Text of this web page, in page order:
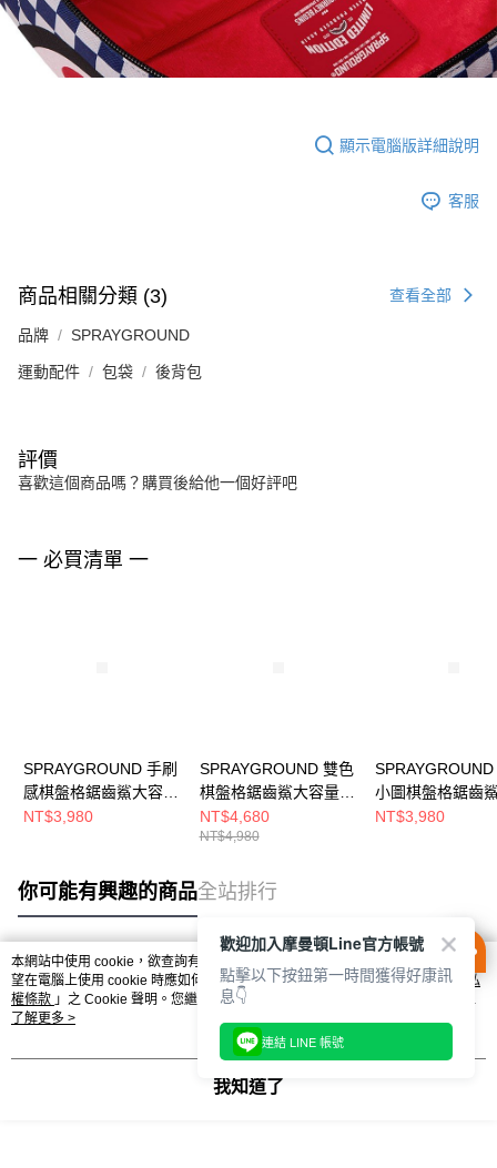
顯示電腦版詳細說明
客服
商品相關分類 (3) 查看全部
品牌 SPRAYGROUND
運動配件 包袋 後背包
評價
喜歡這個商品嗎？購買後給他一個好評吧
一 必買清單 一
SPRAYGROUND 手刷
感棋盤格鋸齒鯊大容量
後背包 咖色 G620965
NT$3,980
SPRAYGROUND 雙色
棋盤格鋸齒鯊大容量後
背包 粉色 G620060
NT$4,680
NT$4,980
小圖棋盤格鋸齒
量後背包 咖色
NT$3,980
你可能有興趣的商品全站排行
熱門標籤
本網站中使用 cookie，欲查詢有關本網站使用 cookie 方式之詳情，及若您不希
望在電腦上使用 cookie 時應如何變更電腦的 cookie 設定，請參閱本網站「
隱私
權條款 」之 Cookie 聲明。您繼續使用本網站即表示您同意本公司得按本網站使
用條款之 Cookie 聲明使用 cookie。
了解更多 >
我知道了
歡迎加入摩曼頓Line官方帳號
點擊以下按鈕第一時間獲得好康訊
息👇
連結 LINE 帳號